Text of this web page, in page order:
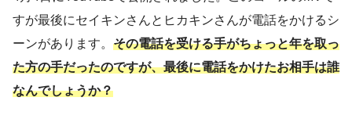
すが最後にセイキンさんとヒカキンさんが電話をかけるシ
ーンがあります。 その電話を受ける手がちょっと年を取っ
た方の手だったのですが、最後に電話をかけたお相手は誰
なんでしょうか？